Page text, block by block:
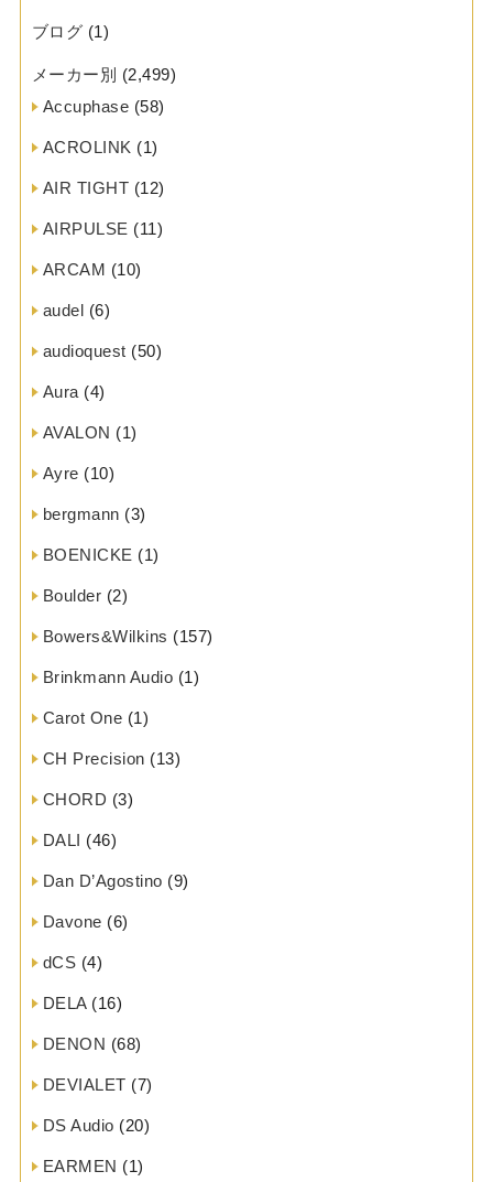
ブログ (1)
メーカー別 (2,499)
Accuphase (58)
ACROLINK (1)
AIR TIGHT (12)
AIRPULSE (11)
ARCAM (10)
audel (6)
audioquest (50)
Aura (4)
AVALON (1)
Ayre (10)
bergmann (3)
BOENICKE (1)
Boulder (2)
Bowers&Wilkins (157)
Brinkmann Audio (1)
Carot One (1)
CH Precision (13)
CHORD (3)
DALI (46)
Dan D’Agostino (9)
Davone (6)
dCS (4)
DELA(16)
DENON (68)
DEVIALET (7)
DS Audio (20)
EARMEN (1)